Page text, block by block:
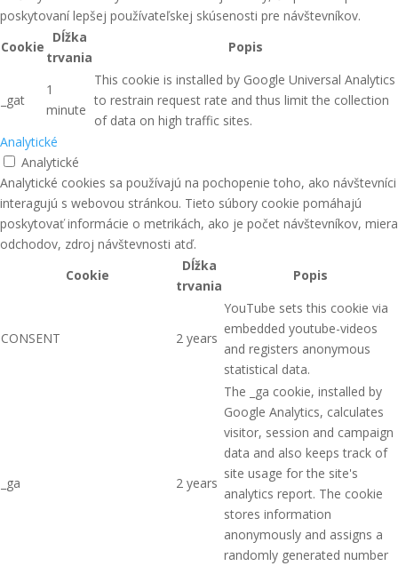
poskytovaní lepšej používateľskej skúsenosti pre návštevníkov.
Cookie
Dĺžka
trvania
Popis
_gat
1
minute
This cookie is installed by Google Universal Analytics
to restrain request rate and thus limit the collection
of data on high traffic sites.
Analytické
Analytické
Analytické cookies sa používajú na pochopenie toho, ako návštevníci
interagujú s webovou stránkou. Tieto súbory cookie pomáhajú
poskytovať informácie o metrikách, ako je počet návštevníkov, miera
odchodov, zdroj návštevnosti atď.
Cookie
Dĺžka
trvania
Popis
CONSENT 2 years
YouTube sets this cookie via
embedded youtube-videos
and registers anonymous
statistical data.
_ga 2 years
The _ga cookie, installed by
Google Analytics, calculates
visitor, session and campaign
data and also keeps track of
site usage for the site's
analytics report. The cookie
stores information
anonymously and assigns a
randomly generated number